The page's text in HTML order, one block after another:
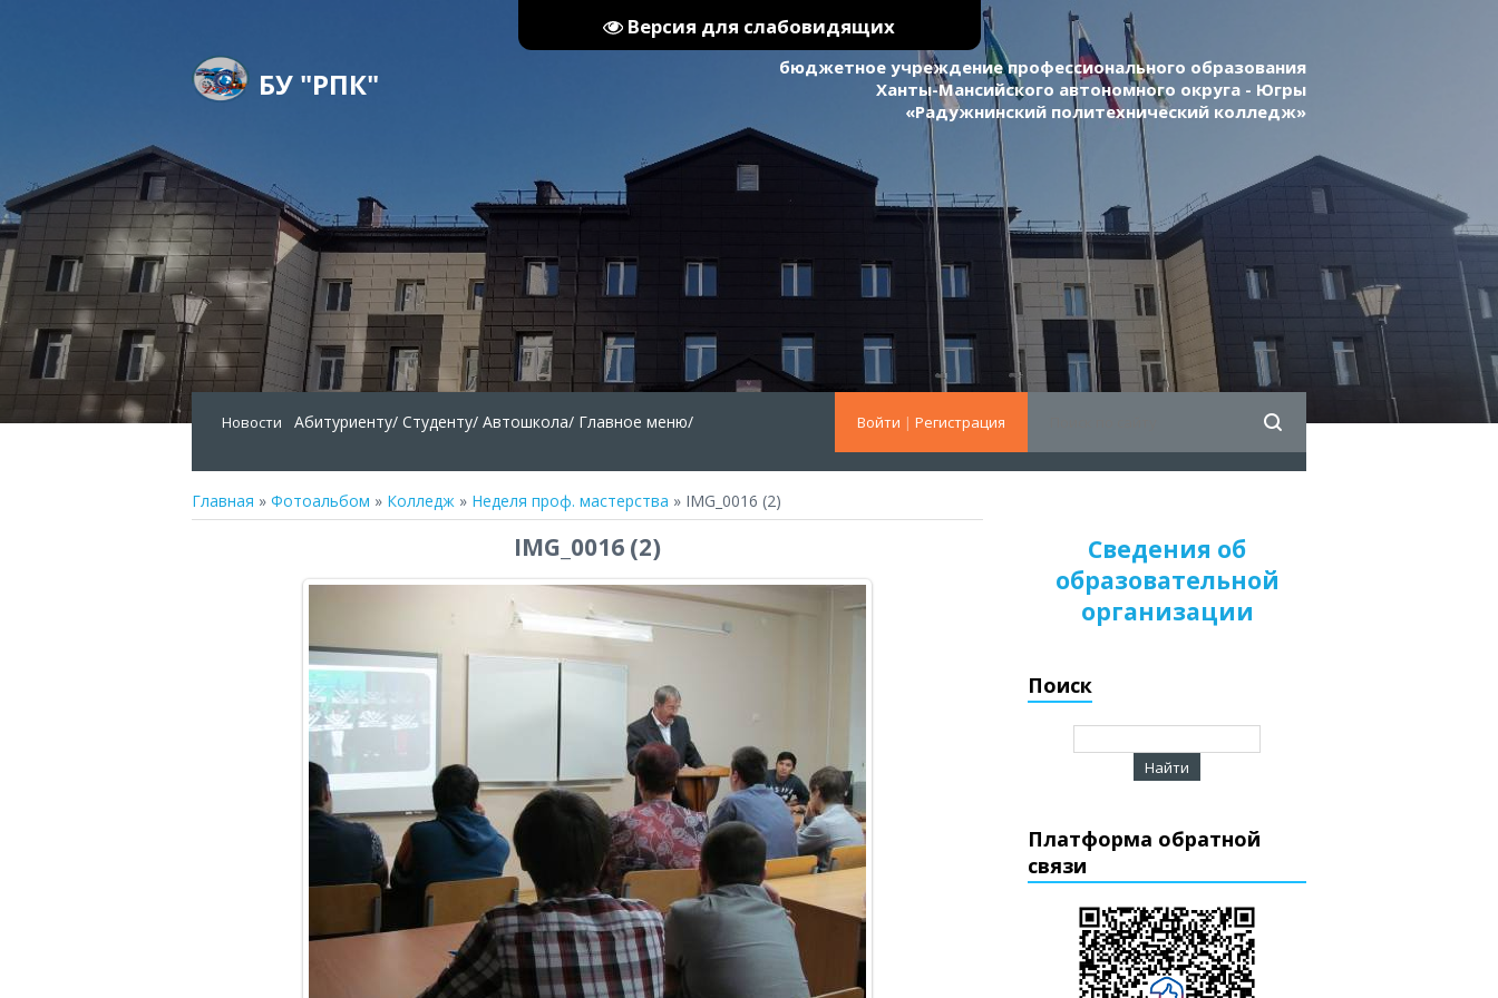
Версия для слабовидящих
БУ "РПК"
бюджетное учреждение профессионального образования
Ханты-Мансийского автономного округа - Югры
«Радужнинский политехнический колледж»
Войти | Регистрация
Новости Абитуриенту/ Студенту/ Автошкола/ Главное меню/
Главная » Фотоальбом » Колледж » Неделя проф. мастерства » IMG_0016 (2)
IMG_0016 (2)
Сведения об
образовательной
организации
Поиск
Платформа обратной
связи